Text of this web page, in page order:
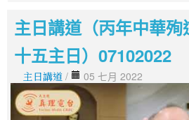
主日講道（丙年中華
十五主日）07102022
主日講道 / 05 七月 2022